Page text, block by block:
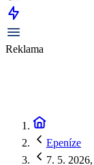
Reklama
Epeníze
7. 5.